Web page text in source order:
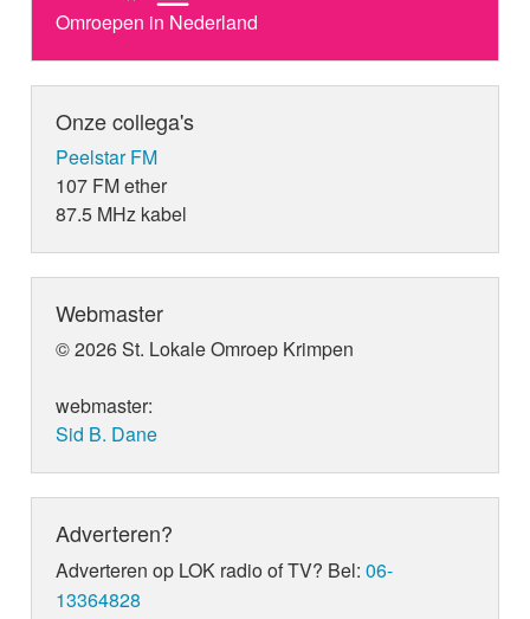
Omroepen in Nederland
Onze collega's
Peelstar FM
107 FM ether
87.5 MHz kabel
Webmaster
© 2026 St. Lokale Omroep Krimpen
webmaster:
Sid B. Dane
Adverteren?
Adverteren op LOK radio of TV? Bel:06-
13364828